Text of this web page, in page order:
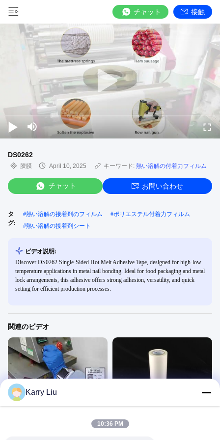
チャット 接触
DS0262
胶膜 April 10, 2025 キーワード: 熱い溶解の付着力フィルム
チャット お問い合わせ
タ
グ:
#熱い溶解の接着剤のフィルム #ポリエステル付着力フィルム
#熱い溶解の接着剤シート
ビデオ説明:
Discover DS0262 Single-Sided Hot Melt Adhesive Tape, designed for high-low
temperature applications in metal nail bonding. Ideal for food packaging and metal
lock arrangements, this adhesive offers strong adhesion, versatility, and quick
setting for efficient production processes.
関連のビデオ
TPU熱溶性粘着膜結合パッチ
May 09, 2025
Karry Liu
10:36 PM